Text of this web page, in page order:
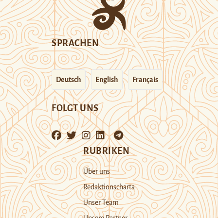
SPRACHEN
Deutsch English Français
FOLGT UNS
RUBRIKEN
Über uns
Redaktionscharta
Unser Team